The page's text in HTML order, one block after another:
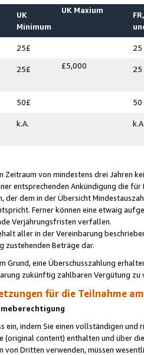
UK
Minimum
UK Maxium
25£ 25
25£ £5,000 25
50£ 50
k.A.
Zeitraum von mindestens drei Jahren
entsprechenden Ankündigung die
der dem in der Übersicht
Ferner können eine etwaig
Verjährungsfristen verfallen.
aller in der Vereinbarung
zustehenden Beträge dar.
Grund, eine Überschusszahlung
zukünftig zahlbaren Vergütung zu
für die Teilnahme
ein, indem Sie einen vollständigen
(original content) enthalten und über
von Dritten verwenden, müssen